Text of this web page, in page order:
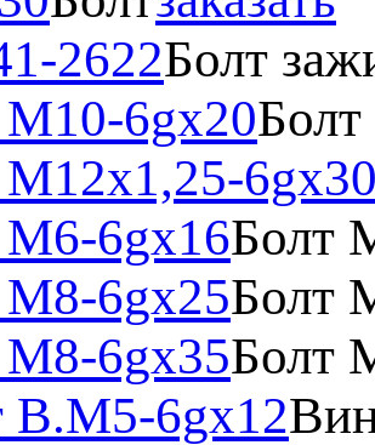
2622Болт
М10-6gх20
М12х1,25-
М6-6gх16Болт
М8-6gх25Болт
М8-6gх35Болт
В.М5-6gх12